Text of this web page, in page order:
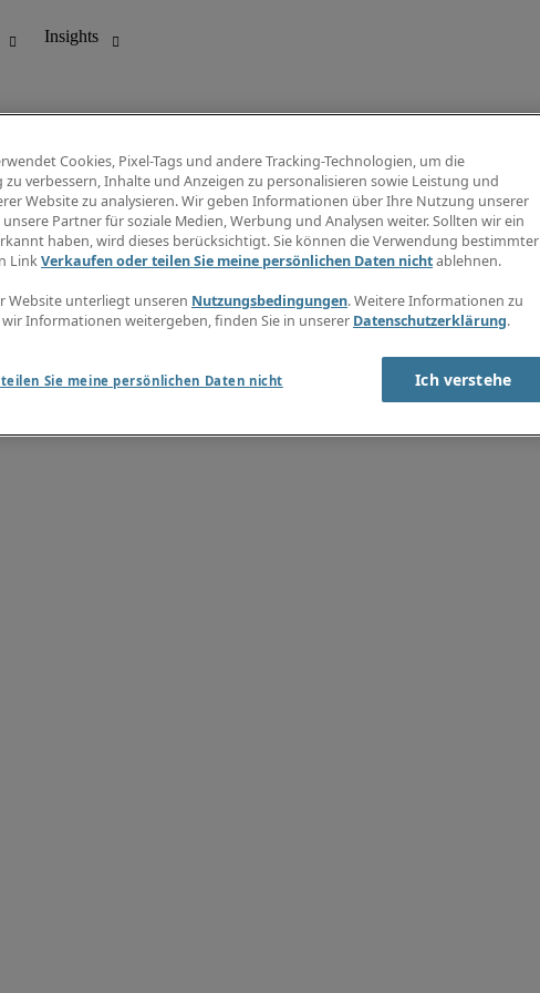
Info Center
Jobübersicht
Gehaltsübersicht
E-Learning
Cookies, Pixel-Tags und andere Tracking-Technologien, um die
verbessern, Inhalte und Anzeigen zu personalisieren sowie Leistung und
Website zu analysieren. Wir geben Informationen über Ihre Nutzung unserer
Partner für soziale Medien, Werbung und Analysen weiter. Sollten wir ein
haben, wird dieses berücksichtigt. Sie können die Verwendung bestimmter
LinkVerkaufen oder teilen Sie meine persönlichen Daten nichtablehnen.
Website unterliegt unseren Nutzungsbedingungen. Weitere Informationen zu
Informationen weitergeben, finden Sie in unserer Datenschutzerklärung.
Sie meine persönlichen Daten nicht Ich verstehe